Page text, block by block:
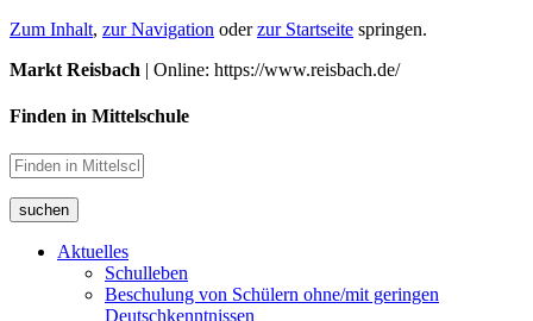
Zum Inhalt, zur Navigation oderzur Startseite springen.
Markt Reisbach | Online: https://www.reisbach.de/
Finden in Mittelschule
suchen
Aktuelles
Schulleben
Beschulung von Schülern ohne/mit geringen
Deutschkenntnissen